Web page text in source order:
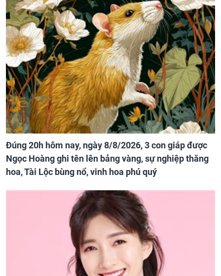
Đúng 20h hôm nay, ngày 8/8/2026, 3 con giáp được
Ngọc Hoàng ghi tên lên bảng vàng, sự nghiệp thăng
hoa, Tài Lộc bùng nổ, vinh hoa phú quý